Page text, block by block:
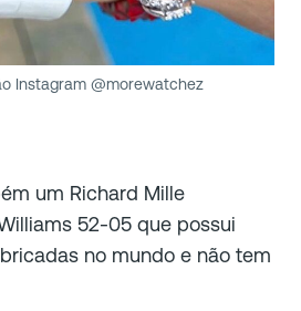
Instagram @morewatchez
um Richard Mille
52-05 que possui
no mundo e não tem